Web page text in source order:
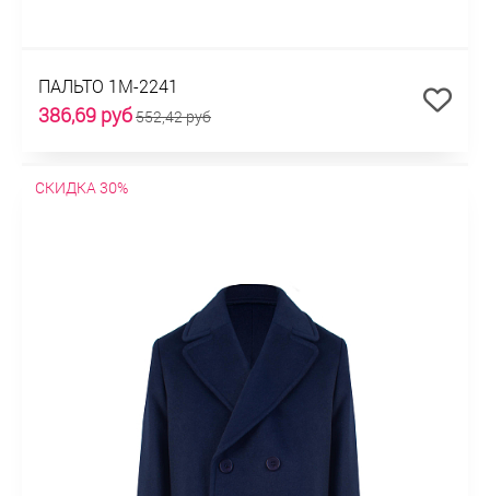
ПАЛЬТО 1М-2241
386,69 руб552,42 руб
СКИДКА 30%